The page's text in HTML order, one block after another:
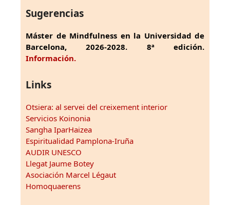
Sugerencias
Máster de Mindfulness en la Universidad de
Barcelona, 2026-2028. 8ª edición.
Información.
Links
Otsiera: al servei del creixement interior
Servicios Koinonia
Sangha IparHaizea
Espiritualidad Pamplona-Iruña
AUDIR UNESCO
Llegat Jaume Botey
Asociación Marcel Légaut
Homoquaerens